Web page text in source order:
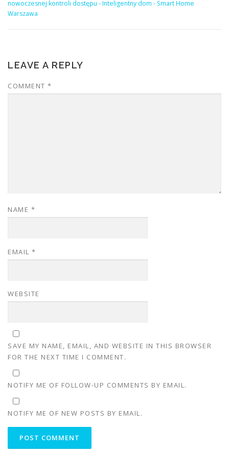
nowoczesnej kontroli dostępu - Inteligentny dom - Smart Home
Warszawa
LEAVE A REPLY
COMMENT *
NAME *
EMAIL *
WEBSITE
SAVE MY NAME, EMAIL, AND WEBSITE IN THIS BROWSER
FOR THE NEXT TIME I COMMENT.
NOTIFY ME OF FOLLOW-UP COMMENTS BY EMAIL.
NOTIFY ME OF NEW POSTS BY EMAIL.